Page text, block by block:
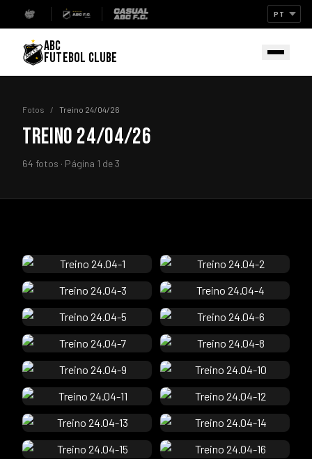
ABC
FUTEBOL CLUBE
Fotos / Treino 24/04/26
TREINO 24/04/26
64 fotos · Página 1 de 3